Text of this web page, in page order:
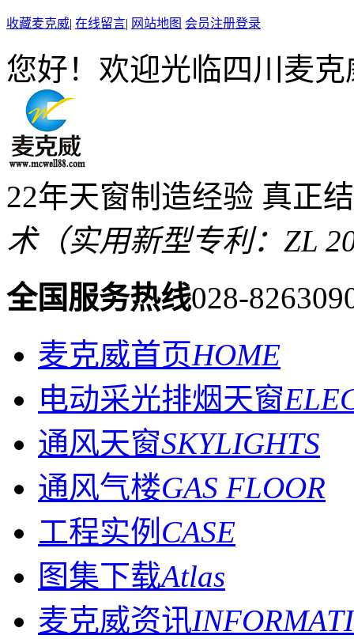
收藏麦克威| 在线留言| 网站地图 会员注册登录
您好！欢迎光临四川麦
22年天窗制造经验 真正
术（实用新型专利：ZL
全国服务热线028-
麦克威首页HOME
电动采光排烟天窗
通风天窗SKYLIGHTS
通风气楼GAS FLOOR
工程实例 CASE
图集下载Atlas
麦克威资讯